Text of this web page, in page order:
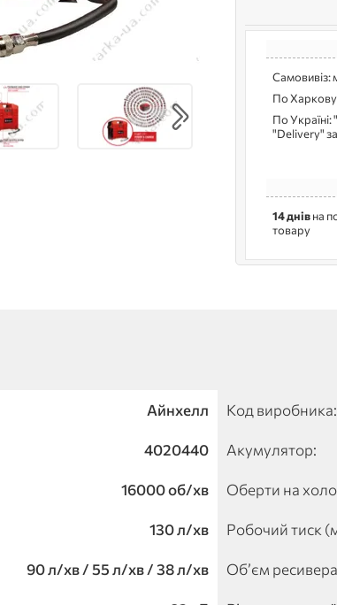
Самовивіз:
По Харкову
По
"Delivery"
14 днівна
товару
Айнхелл Код виробника:
4020440 Акумулятор:
16000 об/хв Оберти на
130 л/хв Робочий тиск
90 л/хв / 55 л/хв / 38 л/хв Обʼєм